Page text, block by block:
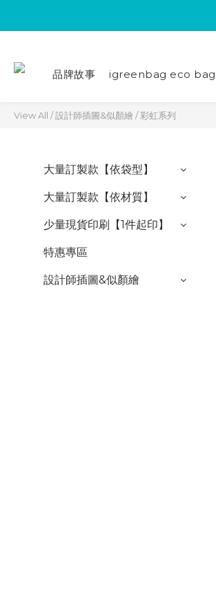
品牌故事 igreenbag eco bag
View All /設計師插圖&似顏繪 /彩虹系列
大量訂製款【依袋型】
大量訂製款【依材質】
少量現貨印刷【1件起印】
特惠專區
設計師插圖&似顏繪